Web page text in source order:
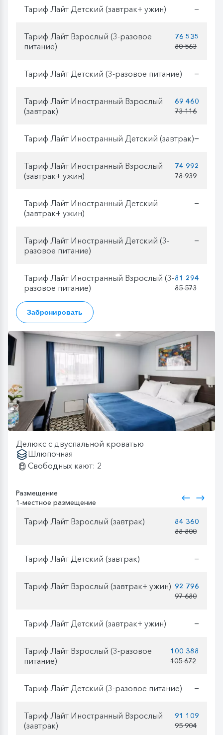
Тариф Лайт Детский (завтрак+ ужин) —
Тариф Лайт Взрослый (3-разовое
питание)
76 535
80 563
Тариф Лайт Детский (3-разовое питание) —
Тариф Лайт Иностранный Взрослый
(завтрак)
69 460
73 116
Тариф Лайт Иностранный Детский (завтрак)—
Тариф Лайт Иностранный Взрослый
(завтрак+ ужин)
74 992
78 939
Тариф Лайт Иностранный Детский
(завтрак+ ужин)
—
Тариф Лайт Иностранный Детский (3-
разовое питание)
—
Тариф Лайт Иностранный Взрослый (3-
разовое питание)
81 294
85 573
Забронировать
Делюкс с двуспальной кроватью
Шлюпочная
Свободных кают: 2
Размещение
1-местное размещение
Тариф Лайт Взрослый (завтрак)
84 360
88 800
Тариф Лайт Детский (завтрак) —
Тариф Лайт Взрослый (завтрак+ ужин) 92 796
97 680
Тариф Лайт Детский (завтрак+ ужин) —
Тариф Лайт Взрослый (3-разовое
питание)
100 388
105 672
Тариф Лайт Детский (3-разовое питание) —
Тариф Лайт Иностранный Взрослый
(завтрак)
91 109
95 904